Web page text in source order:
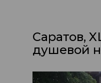
Саратов,
душевой